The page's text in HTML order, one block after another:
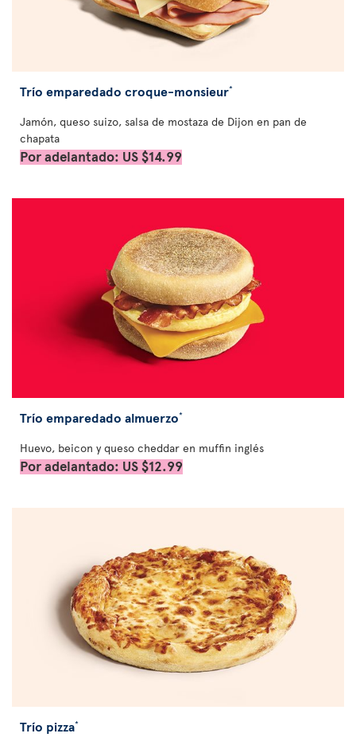
Trío emparedado croque-monsieur*
Jamón, queso suizo, salsa de mostaza de Dijon en pan de
chapata
Por adelantado: US $14.99
Trío emparedado almuerzo*
Huevo, beicon y queso cheddar en muffin inglés
Por adelantado: US $12.99
Trío pizza*